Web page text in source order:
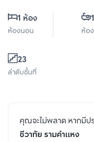
1 ห้อง
ห้องนอน ห้อ
23
ลำดับชั้นที่
คุณจะไม่พลาด หากมีป
ชีวาทัย รามคำแหง